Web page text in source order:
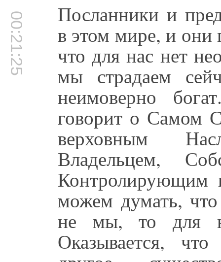
00:21:25 Посланники и
в этом мире, и они
что для нас нет
мы страдаем
неимоверно
говорит о Самом
верховным
Владельцем,
можем думать,
не мы, то для
Оказывается,